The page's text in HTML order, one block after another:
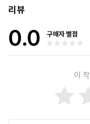
[Ms. 스파이]
보이드의 활약상이 정리
에 충성을 가지고, 북부
로운 시간을 보내고 있다
급하게 누군가를 쫓아가
어뜨리고 주인공은 그에
리뷰
0.0 구매자 별점
이